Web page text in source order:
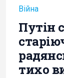
Війна
Путін
тихо